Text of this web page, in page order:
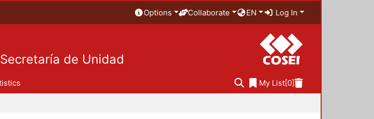
Options Collaborate EN Log In
Secretaría de Unidad
My List[0]